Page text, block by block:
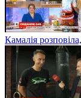
Камалія